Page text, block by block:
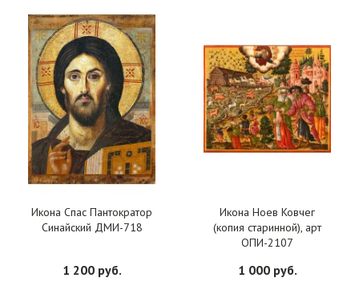
Икона Спас Пантократор
Синайский ДМИ-718
1 200 руб.
Икона Ноев Ковчег
(копия старинной), арт
ОПИ-2107
1 000 руб.